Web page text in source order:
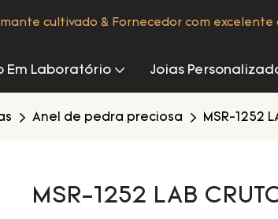
cultivado & Fornecedor com excelente
Em Laboratório Joias
Anel de pedra preciosa MSR-1252
MSR-1252 LAB